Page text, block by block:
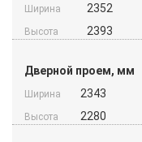
Ширина 2352
Высота 2393
Дверной проем, мм
Ширина 2343
Высота 2280